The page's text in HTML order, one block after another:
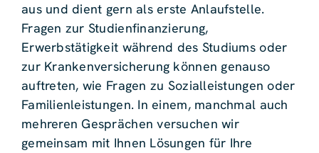
aus und dient gern als erste Anlaufstelle.
Fragen zur Studienfinanzierung,
Erwerbstätigkeit während des Studiums oder
zur Krankenversicherung können genauso
auftreten, wie Fragen zu Sozialleistungen oder
Familienleistungen. In einem, manchmal auch
mehreren Gesprächen versuchen wir
gemeinsam mit Ihnen Lösungen für Ihre